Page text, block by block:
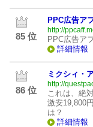
85 位
PPC広告ア
http://
PPC広告ア
詳細情報
86 位
ミクシィ・
http://
これは、絶
激安19,800
は？
詳細情報